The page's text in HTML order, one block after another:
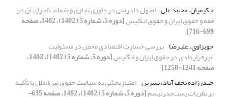
حکیمیان، محمد علی اصول دادرسی در داوری تجاری و ضمانت اجرای آن در
فقه و حقوق ایران و حقوق انگلیس [دوره 5، شماره 5 ( 1402)، 1402، صفحه
699-716]
حویزاوی، علیرضا بررسی خسارت اقتصادی محض در مسئولیت
غیرقراردادی در حقوق ایران و انگلیس [دوره 5، شماره 5 ( 1402)، 1402،
صفحه 1241-1258]
حیدرزاده نجف آباد، نسرین اعتباربخشی به سیالیت حقوق بین‌الملل با تأکید
بر نظریات پست‌مدرنیسم [دوره 5، شماره 5 ( 1402)، 1402، صفحه 635-